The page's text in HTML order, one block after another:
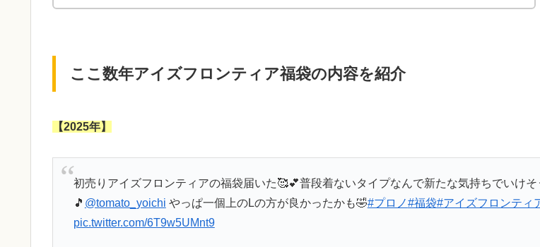
ここ数年アイズフロンティア福袋の内容を紹介
【2025年】
初売りアイズフロンティアの福袋届いた🥰💕普段着ないタイプなんで新たな気持ちでいけそ
🎵 @tomato_yoichi やっぱ一個上のLの方が良かったかも🤣#プロノ#福袋#アイズフロンティ
pic.twitter.com/6T9w5UMnt9